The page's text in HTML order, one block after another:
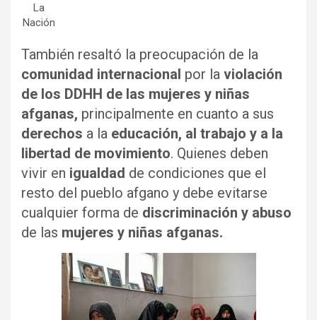
La
Nación
También resaltó la preocupación de la
comunidad internacional por la violación
de los DDHH de las mujeres y niñas
afganas, principalmente en cuanto a sus
derechos a la educación, al trabajo y a la
libertad de movimiento. Quienes deben
vivir en igualdad de condiciones que el
resto del pueblo afgano y debe evitarse
cualquier forma de discriminación y abuso
de las mujeres y niñas afganas.